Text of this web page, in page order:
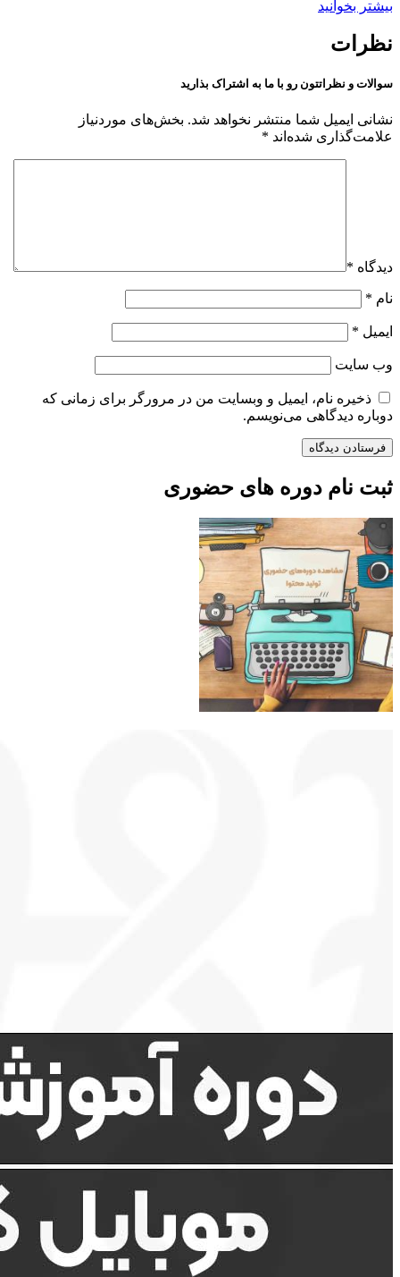
بیشتر بخوانید
نظرات
سوالات و نظراتتون رو با ما به اشتراک بذارید
نشانی ایمیل شما منتشر نخواهد شد. بخش‌های موردنیاز
علامت‌گذاری شده‌اند *
دیدگاه *
نام *
ایمیل *
وب‌ سایت
ذخیره نام، ایمیل و وبسایت من در مرورگر برای زمانی که
دوباره دیدگاهی می‌نویسم.
ثبت نام دوره های حضوری